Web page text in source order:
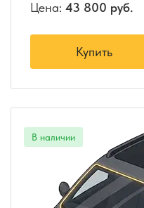
Цена: 43 800 руб.
Купить